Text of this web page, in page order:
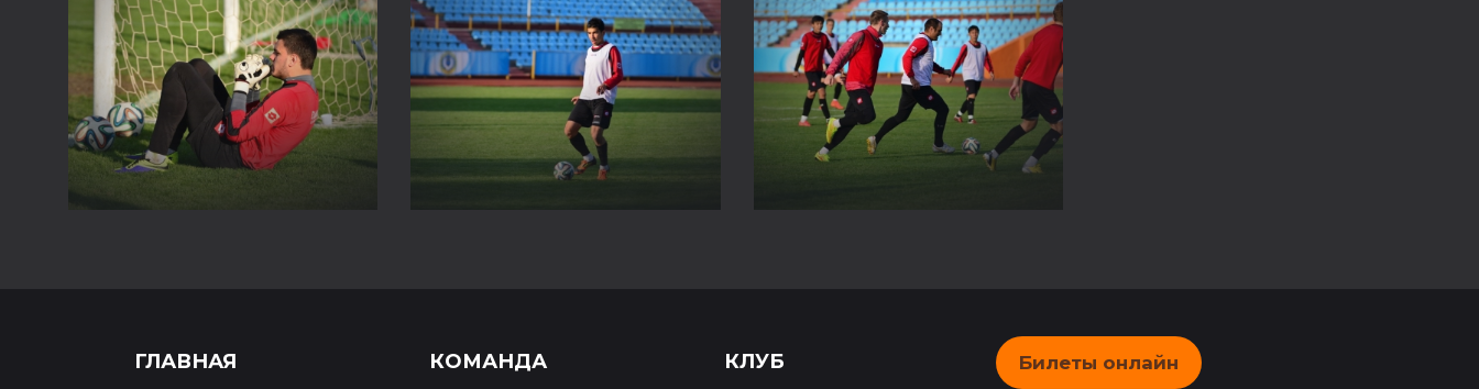
ГЛАВНАЯ КОМАНДА КЛУБ Билеты онлайн